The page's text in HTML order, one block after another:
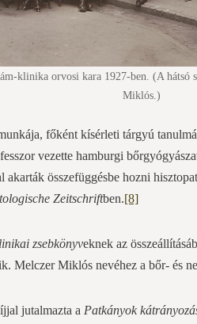
klinika orvosi kara 1927-ben. (A hátsó
Miklós.)
főként kísérleti tárgyú
vezette hamburgi
akarták összefüggésbe hozni
Zeitschriftben.[8]
zsebkönyveknek az
Melczer Miklós nevéhez a bőr- és
jutalmazta a Patkányok